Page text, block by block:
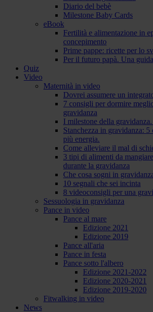
Diario del bebè
Milestone Baby Cards
eBook
Fertilità e alimentazione in
concepimento
Prime pappe: ricette per lo
Per il futuro papà. Una
Quiz
Video
Maternità in video
Dovrei assumere un
7 consigli per dormire
gravidanza
I milestone della
Stanchezza in gravidanza:
più energia.
Come alleviare il mal di
3 tipi di alimenti da
durante la gravidanza
Che cosa sogni in
10 segnali che sei incinta
8 videoconsigli per una
Sessuologia in gravidanza
Pance in video
Pance al mare
Edizione 2021
Edizione 2019
Pance all'aria
Pance in festa
Pance sotto l'albero
Edizione 2021-2022
Edizione 2020-2021
Edizione 2019-2020
Fitwalking in video
News